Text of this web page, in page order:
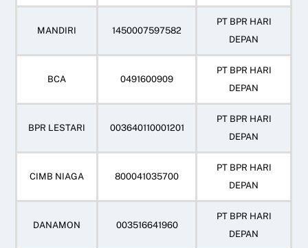
MANDIRI 1450007597582
PT BPR HARI
DEPAN
BCA 0491600909
PT BPR HARI
DEPAN
BPR LESTARI 003640110001201
PT BPR HARI
DEPAN
CIMB NIAGA 800041035700
PT BPR HARI
DEPAN
DANAMON 003516641960
PT BPR HARI
DEPAN